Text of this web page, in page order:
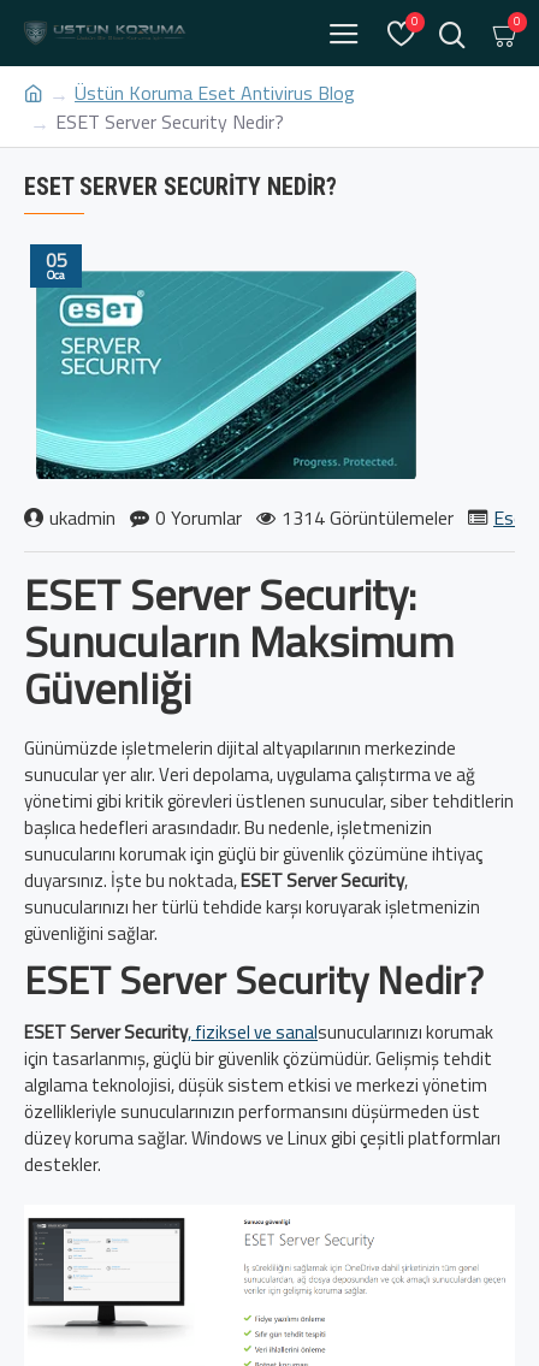
0 0
Üstün Koruma Eset Antivirus Blog
ESET Server Security Nedir?
ESET SERVER SECURITY NEDIR?
05
Oca
ukadmin 0 Yorumlar 1314 Görüntülemeler Eset
ESET Server Security:
Sunucuların Maksimum
Güvenliği
Günümüzde işletmelerin dijital altyapılarının merkezinde
sunucular yer alır. Veri depolama, uygulama çalıştırma ve ağ
yönetimi gibi kritik görevleri üstlenen sunucular, siber tehditlerin
başlıca hedefleri arasındadır. Bu nedenle, işletmenizin
sunucularını korumak için güçlü bir güvenlik çözümüne ihtiyaç
duyarsınız. İşte bu noktada,ESET Server Security,
sunucularınızı her türlü tehdide karşı koruyarak işletmenizin
güvenliğini sağlar.
ESET Server Security Nedir?
ESET Server Security, fiziksel ve sanalsunucularınızı korumak
için tasarlanmış, güçlü bir güvenlik çözümüdür. Gelişmiş tehdit
algılama teknolojisi, düşük sistem etkisi ve merkezi yönetim
özellikleriyle sunucularınızın performansını düşürmeden üst
düzey koruma sağlar. Windows ve Linux gibi çeşitli platformları
destekler.